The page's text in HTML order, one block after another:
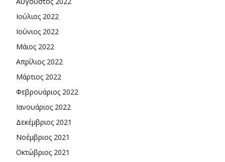
Ιούλιος 2022
Ιούνιος 2022
Μάιος 2022
Απρίλιος 2022
Μάρτιος 2022
Φεβρουάριος 2022
Ιανουάριος 2022
Δεκέμβριος 2021
Νοέμβριος 2021
Οκτώβριος 2021